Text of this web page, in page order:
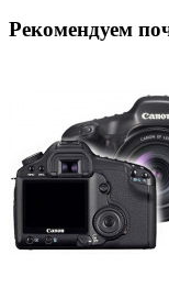
Рекомендуем